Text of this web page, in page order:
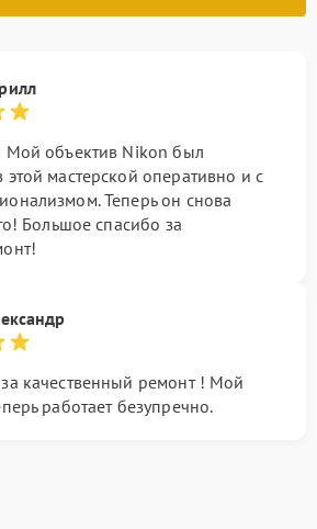
Мой объектив Nikon был
мастерской оперативно и с
Теперь он снова
Большое спасибо за
качественный ремонт ! Мой
работает безупречно.